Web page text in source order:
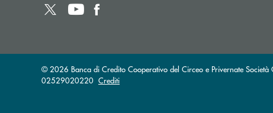
© 2026 Banca di Credito Cooperativo del Circeo e Privernate Società
02529020220 Crediti